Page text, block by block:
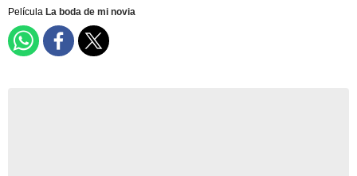
Película La boda de mi novia